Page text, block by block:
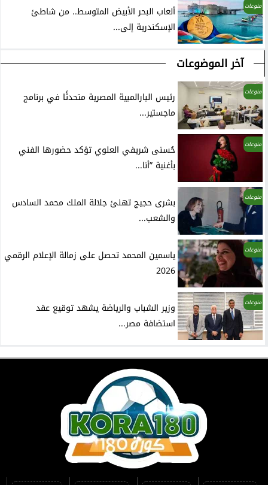
منوعات
ألعاب البحر الأبيض المتوسط.. من شاطئ
الإسكندرية إلى...
آخر الموضوعات
منوعات
رئيس البارالمبية المصرية متحدثًا في برنامج
ماجستير...
منوعات
حُسنى شريفي العلوي تؤكد حضورها الفني
بأغنية ”أنا...
منوعات
بشرى حجيج تهنئ جلالة الملك محمد السادس
والشعب...
منوعات
ياسمين المحمد تحصل على زمالة الإعلام الرقمي
2026
منوعات
وزير الشباب والرياضة يشهد توقيع عقد
استضافة مصر...